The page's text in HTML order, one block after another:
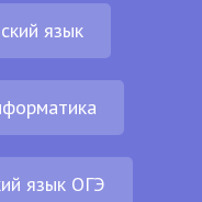
язык
язык ОГЭ